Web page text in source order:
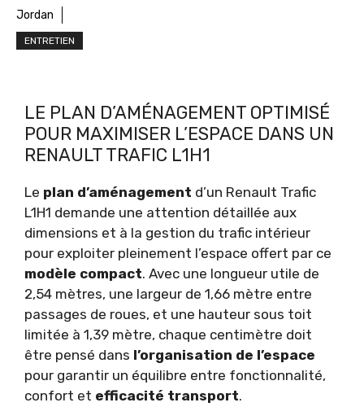
Jordan
ENTRETIEN
LE PLAN D’AMÉNAGEMENT OPTIMISÉ
POUR MAXIMISER L’ESPACE DANS UN
RENAULT TRAFIC L1H1
Le plan d’aménagement d’un Renault Trafic
L1H1 demande une attention détaillée aux
dimensions et à la gestion du trafic intérieur
pour exploiter pleinement l’espace offert par ce
modèle compact. Avec une longueur utile de
2,54 mètres, une largeur de 1,66 mètre entre
passages de roues, et une hauteur sous toit
limitée à 1,39 mètre, chaque centimètre doit
être pensé dans l’organisation de l’espace
pour garantir un équilibre entre fonctionnalité,
confort et efficacité transport.